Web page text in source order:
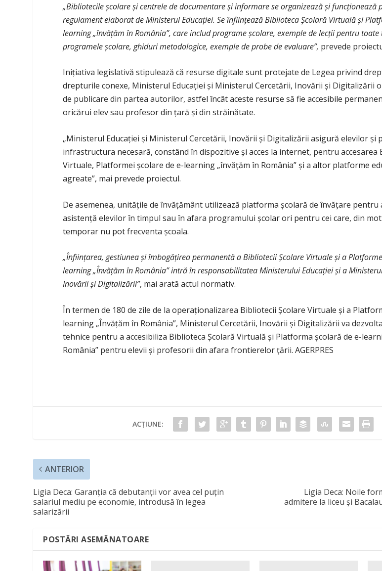
„Bibliotecile şcolare şi centrele de documentare şi informare se organizează şi funcţionează
regulament elaborat de Ministerul Educaţiei. Se înfiinţează Biblioteca Şcolară Virtuală şi
learning „învăţăm în România”, care includ programe şcolare, exemple delecţii pentru toate
programele şcolare, ghiduri metodologice, exemple de probe deevaluare”, prevede
Iniţiativa legislativă stipulează că resurse digitale sunt protejate de Legea privind
drepturile conexe, Ministerul Educaţiei şi Ministerul Cercetării, Inovării şi Digitalizării
de publicare din partea autorilor, astfel încât aceste resurse să fie accesibile
oricărui elev sau profesor din ţară şi din străinătate.
„Ministerul Educaţiei şi Ministerul Cercetării, Inovării şi Digitalizării asigură elevilor şi
infrastructura necesară, constând în dispozitive şi acces la internet, pentru accesarea
Virtuale, Platformei şcolare de e-learning „învăţăm în România” şi a altor platforme
agreate”, mai prevede proiectul.
De asemenea, unităţile de învăţământ utilizează platforma şcolară de învăţare pentru
asistenţă elevilor în timpul sau în afara programului şcolar ori pentru cei care, din
temporar nu pot frecventa şcoala.
„Înfiinţarea, gestiunea şi îmbogăţirea permanentă a Bibliotecii Şcolare Virtuale şi a
learning „Învăţăm în România” intră în responsabilitatea Ministerului Educaţiei şi a
Inovării şi Digitalizării”, mai arată actul normativ.
În termen de 180 de zile de la operaţionalizarea Bibliotecii Şcolare Virtuale şi a
learning „Învăţăm în România”, Ministerul Cercetării, Inovării şi Digitalizării va
tehnice pentru a accesibiliza Biblioteca Şcolară Virtuală şi Platforma şcolară de e-
România” pentru elevii şi profesorii din afara frontierelor ţării. AGERPRES
ACȚIUNE:
ANTERIOR
Ligia Deca: Garanţia că debutanţii vor avea cel puţin
salariul mediu pe economie, introdusă în legea
salarizării
Ligia Deca: Noile
admitere la liceu şi
POSTĂRI ASEMĂNATOARE